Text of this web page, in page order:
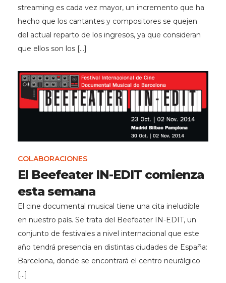
streaming es cada vez mayor, un incremento que ha
hecho que los cantantes y compositores se quejen
del actual reparto de los ingresos, ya que consideran
que ellos son los […]
COLABORACIONES
El Beefeater IN-EDIT comienza
esta semana
El cine documental musical tiene una cita ineludible
en nuestro país. Se trata del Beefeater IN-EDIT, un
conjunto de festivales a nivel internacional que este
año tendrá presencia en distintas ciudades de España:
Barcelona, donde se encontrará el centro neurálgico
[…]